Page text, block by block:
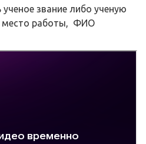
звание либо ученую
место работы, ФИО